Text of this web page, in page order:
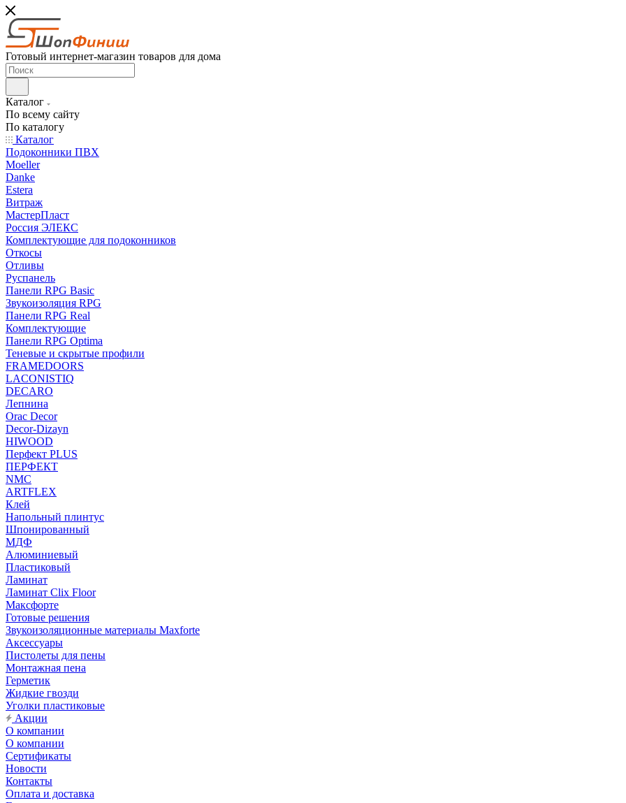
Готовый интернет-магазин товаров для дома
Каталог
По всему сайту
По каталогу
Каталог
Подоконники ПВХ
Moeller
Danke
Estera
Витраж
МастерПласт
Россия ЭЛЕКС
Комплектующие для подоконников
Откосы
Отливы
Руспанель
Панели RPG Basic
Звукоизоляция RPG
Панели RPG Real
Комплектующие
Панели RPG Optima
Теневые и скрытые профили
FRAMEDOORS
LACONISTIQ
DECARO
Лепнина
Orac Decor
Decor-Dizayn
HIWOOD
Перфект PLUS
ПЕРФЕКТ
NMC
ARTFLEX
Клей
Напольный плинтус
Шпонированный
МДФ
Алюминиевый
Пластиковый
Ламинат
Ламинат Clix Floor
Максфорте
Готовые решения
Звукоизоляционные материалы Maxforte
Аксессуары
Пистолеты для пены
Монтажная пена
Герметик
Жидкие гвозди
Уголки пластиковые
Акции
О компании
О компании
Сертификаты
Новости
Контакты
Оплата и доставка